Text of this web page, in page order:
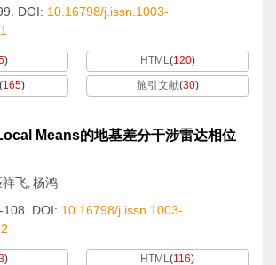
DOI: 10.16798/j.issn.1003-
) HTML(120)
(165) 施引文献(30)
Means的地基差分干涉雷达相位
祥飞, 杨鸿
DOI: 10.16798/j.issn.1003-
) HTML(116)